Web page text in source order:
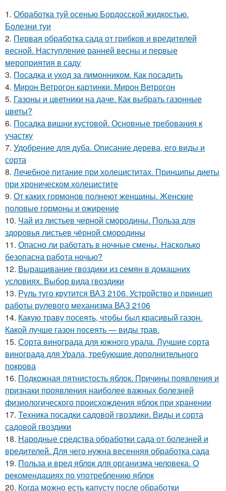
1. Обработка туй осенью Бордосской жидкостью.
Болезни туи
2. Первая обработка сада от грибков и вредителей
весной. Наступление ранней весны и первые
мероприятия в саду
3. Посадка и уход за лимонником. Как посадить
4. Мирон Ветрогон картинки. Мирон Ветрогон
5. Газоны и цветники на даче. Как выбрать газонные
цветы?
6. Посадка вишни кустовой. Основные требования к
участку
7. Удобрение для дуба. Описание дерева, его виды и
сорта
8. Лечебное питание при холециститах. Принципы диеты
при хроническом холецистите
9. От каких гормонов полнеют женщины. Женские
половые гормоны и ожирение
10. Чай из листьев черной смородины. Польза для
здоровья листьев чёрной смородины
11. Опасно ли работать в ночные смены. Насколько
безопасна работа ночью?
12. Выращивание гвоздики из семян в домашних
условиях. Выбор вида гвоздики
13. Руль туго крутится ВАЗ 2106. Устройство и принцип
работы рулевого механизма ВАЗ 2106
14. Какую траву посеять, чтобы был красивый газон.
Какой лучше газон посеять — виды трав.
15. Сорта винограда для южного урала. Лучшие сорта
винограда для Урала, требующие дополнительного
покрова
16. Подкожная пятнистость яблок. Причины появления и
признаки проявления наиболее важных болезней
физиологического происхождения яблок при хранении
17. Техника посадки садовой гвоздики. Виды и сорта
садовой гвоздики
18. Народные средства обработки сада от болезней и
вредителей. Для чего нужна весенняя обработка сада
19. Польза и вред яблок для организма человека. О
рекомендациях по употреблению яблок
20. Когда можно есть капусту после обработки